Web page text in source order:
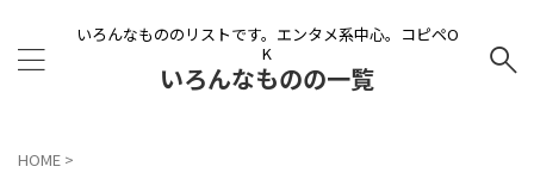
いろんなもののリストです。エンタメ系中心。コピペO
K
いろんなものの一覧
HOME >